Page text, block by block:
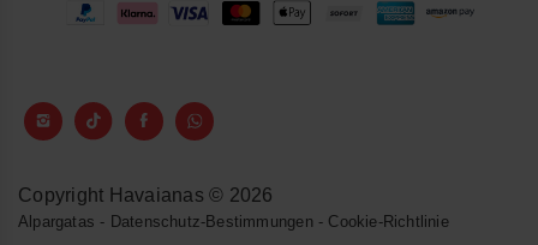
Copyright Havaianas © 2026
Alpargatas - Datenschutz-Bestimmungen - Cookie-Richtlinie